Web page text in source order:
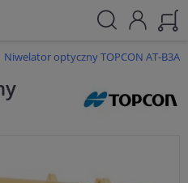
Niwelator optyczny TOPCON AT-B3A